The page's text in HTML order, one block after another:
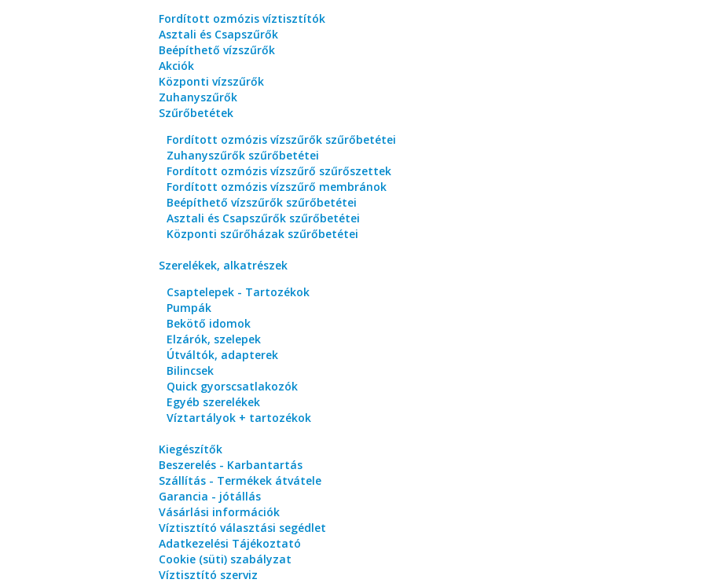
Fordított ozmózis víztisztítók
Asztali és Csapszűrők
Beépíthető vízszűrők
Akciók
Központi vízszűrők
Zuhanyszűrők
Szűrőbetétek
Fordított ozmózis vízszűrők szűrőbetétei
Zuhanyszűrők szűrőbetétei
Fordított ozmózis vízszűrő szűrőszettek
Fordított ozmózis vízszűrő membránok
Beépíthető vízszűrők szűrőbetétei
Asztali és Csapszűrők szűrőbetétei
Központi szűrőházak szűrőbetétei
Szerelékek, alkatrészek
Csaptelepek - Tartozékok
Pumpák
Bekötő idomok
Elzárók, szelepek
Útváltók, adapterek
Bilincsek
Quick gyorscsatlakozók
Egyéb szerelékek
Víztartályok + tartozékok
Kiegészítők
Beszerelés - Karbantartás
Szállítás - Termékek átvátele
Garancia - jótállás
Vásárlási információk
Víztisztító választási segédlet
Adatkezelési Tájékoztató
Cookie (süti) szabályzat
Víztisztító szerviz